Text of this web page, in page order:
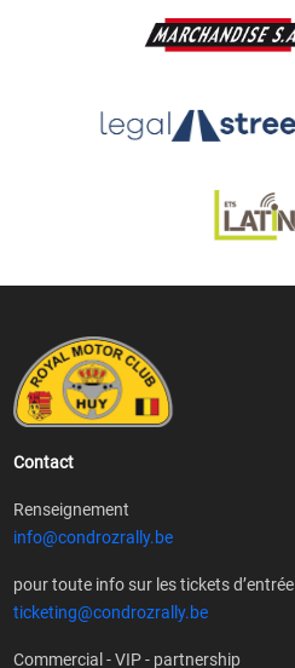
Contact
Renseignement
info@condrozrally.be
pour toute info sur les tickets d’entrée
ticketing@condrozrally.be
Commercial - VIP - partnership